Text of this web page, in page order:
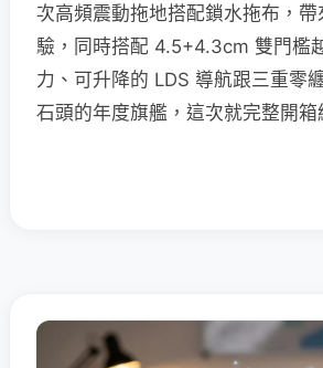
次高頻震動拖地搭配鎖水拖布，
驗，同時搭配 4.5+4.3cm 雙門檻
力、可升降的 LDS 導航跟三重零
石頭的年度旗艦，這次就完整開箱